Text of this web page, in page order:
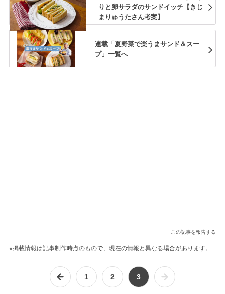
りと卵サラダのサンドイッチ【きじ
まりゅうたさん考案】
連載「夏野菜で楽うまサンド＆スー
プ」一覧へ
この記事を報告する
※掲載情報は記事制作時点のもので、現在の情報と異なる場合があります。
1 2 3